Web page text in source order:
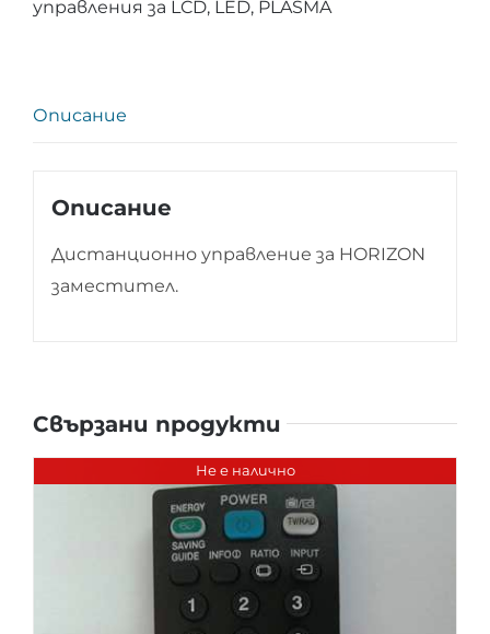
HORIZON
управления за LCD, LED, PLASMA
Описание
Описание
Дистанционно управление за HORIZON
заместител.
Свързани продукти
Не е налично